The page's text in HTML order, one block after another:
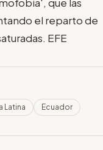
el reparto de
EFE
Latina Ecuador